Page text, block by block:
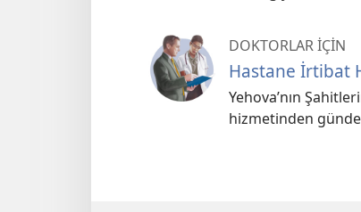
DOKTORLAR İÇİN
Hastane İrtibat
Yehova’nın
hizmetinden